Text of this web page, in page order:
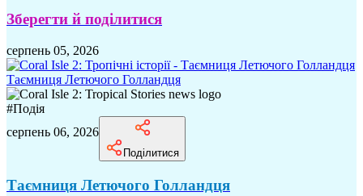
Зберегти й поділитися
серпень 05, 2026
Таємниця Летючого Голландця
#Подія
серпень 06, 2026
Поділитися
Таємниця Летючого Голландця